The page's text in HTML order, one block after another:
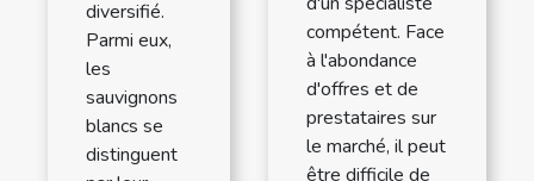
diversifié.
Parmi eux,
les
sauvignons
blancs se
distinguent
compétent. Face
à l'abondance
d'offres et de
prestataires sur
le marché, il peut
être difficile de